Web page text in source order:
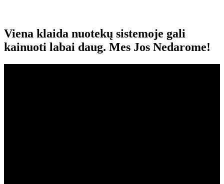
Viena klaida nuotekų sistemoje gali
kainuoti labai daug. Mes Jos Nedarome!